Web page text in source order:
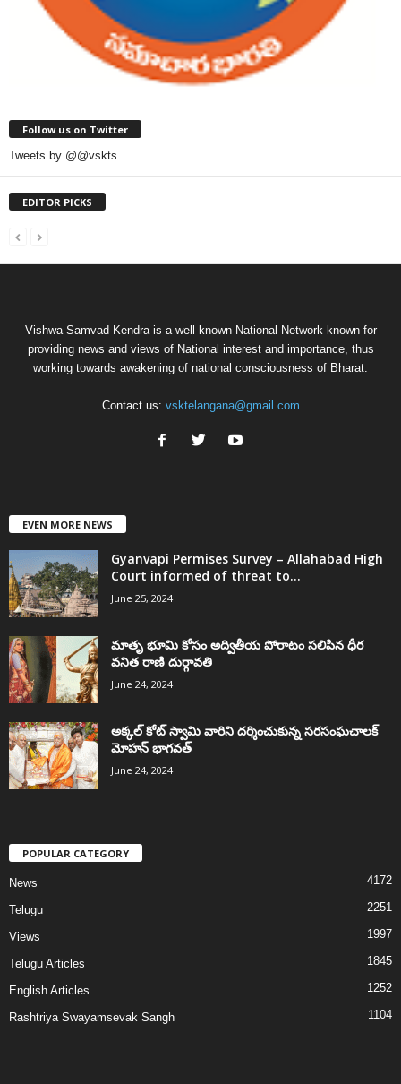
Follow us on Twitter
Tweets by @@vskts
EDITOR PICKS
Vishwa Samvad Kendra is a well known National Network known for
providing news and views of National interest and importance, thus
working towards awakening of national consciousness of Bharat.
Contact us: vsktelangana@gmail.com
EVEN MORE NEWS
Gyanvapi Permises Survey – Allahabad High
Court informed of threat to...
June 25, 2024
మాతృ భూమి కోసం అద్వితీయ పోరాటం సలిపిన ధీర
వనిత రాణి దుర్గావతి
June 24, 2024
అక్కల్‌ కోట్‌ స్వామి వారిని దర్శించుకున్న సరసంఘచాలక్
మోహన్ భాగవత్
June 24, 2024
POPULAR CATEGORY
News 4172
Telugu 2251
Views 1997
Telugu Articles 1845
English Articles 1252
Rashtriya Swayamsevak Sangh 1104